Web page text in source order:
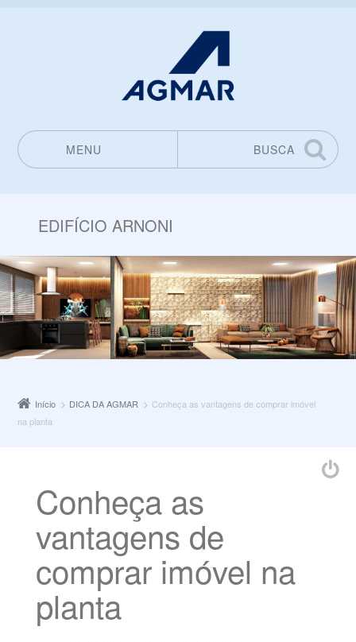
MENU
BUSCA
EDIFÍCIO ARNONI
Início DICA DA AGMAR
Conheça as vantagens de comprar imóvel
na planta
Conheça as
vantagens de
comprar imóvel na
planta